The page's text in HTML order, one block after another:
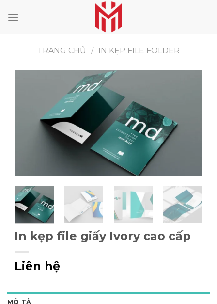
TRANG CHỦ / IN KẸP FILE FOLDER
In kẹp file giấy Ivory cao cấp
Liên hệ
MÔ TẢ